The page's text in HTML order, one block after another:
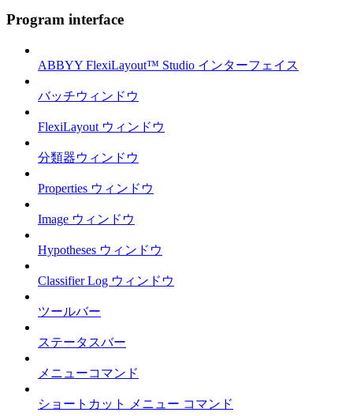
Program interface
ABBYY FlexiLayout™ Studio インターフェイス
バッチウィンドウ
FlexiLayout ウィンドウ
分類器ウィンドウ
Properties ウィンドウ
Image ウィンドウ
Hypotheses ウィンドウ
Classifier Log ウィンドウ
ツールバー
ステータスバー
メニューコマンド
ショートカット メニュー コマンド